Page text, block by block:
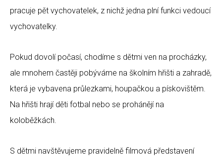
pracuje pět vychovatelek, z nichž jedna plní funkci vedoucí
vychovatelky.
Pokud dovolí počasí, chodíme s dětmi ven na procházky,
ale mnohem častěji pobýváme na školním hřišti a zahradě,
která je vybavena průlezkami, houpačkou a pískovištěm.
Na hřišti hrají děti fotbal nebo se prohánějí na
koloběžkách.
S dětmi navštěvujeme pravidelně filmová představení